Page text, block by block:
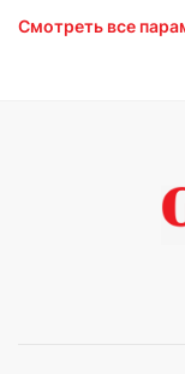
Смотреть все